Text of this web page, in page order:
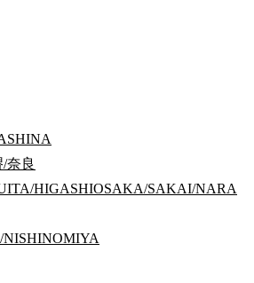
奈良
HIGASHIOSAKA/SAKAI/NARA
」역 도보 약 10분